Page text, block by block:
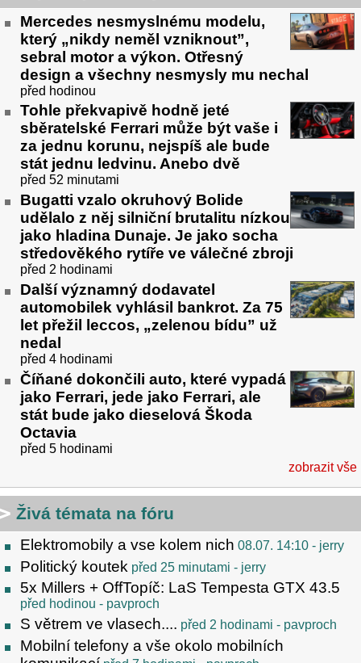
Mercedes nesmyslnému modelu,
který „nikdy neměl vzniknout”,
sebral motor a výkon. Otřesný
design a všechny nesmysly mu nechal
před hodinou
Tohle překvapivě hodně jeté
sběratelské Ferrari může být vaše i
za jednu korunu, nejspíš ale bude
stát jednu ledvinu. Anebo dvě
před 52 minutami
Bugatti vzalo okruhový Bolide
udělalo z něj silniční brutalitu nízkou
jako hladina Dunaje. Je jako socha
středověkého rytíře ve válečné zbroji
před 2 hodinami
Další významný dodavatel
automobilek vyhlásil bankrot. Za 75
let přežil leccos, „zelenou bídu” už
nedal
před 4 hodinami
Číňané dokončili auto, které vypadá
jako Ferrari, jede jako Ferrari, ale
stát bude jako dieselová Škoda
Octavia
před 5 hodinami
zobrazit vše
Živá témata na fóru
Elektromobily a vse kolem nich 08.07. 14:10 - jerry
Politický koutek před 25 minutami - jerry
5x Millers + OffTopíč: LaS Tempesta GTX 43.5
před hodinou - pavproch
S větrem ve vlasech.... před 2 hodinami - pavproch
Mobilní telefony a vše okolo mobilních